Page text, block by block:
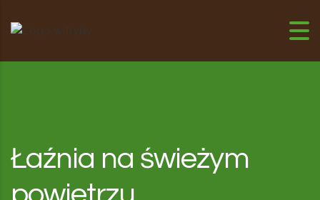
Łaźnia na świeżym